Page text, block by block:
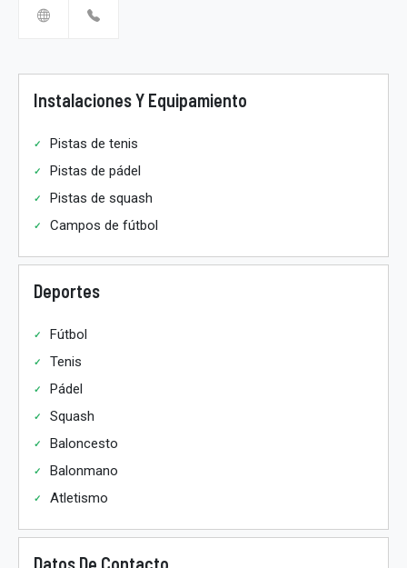
Instalaciones Y Equipamiento
Pistas de tenis
Pistas de pádel
Pistas de squash
Campos de fútbol
Deportes
Fútbol
Tenis
Pádel
Squash
Baloncesto
Balonmano
Atletismo
Datos De Contacto